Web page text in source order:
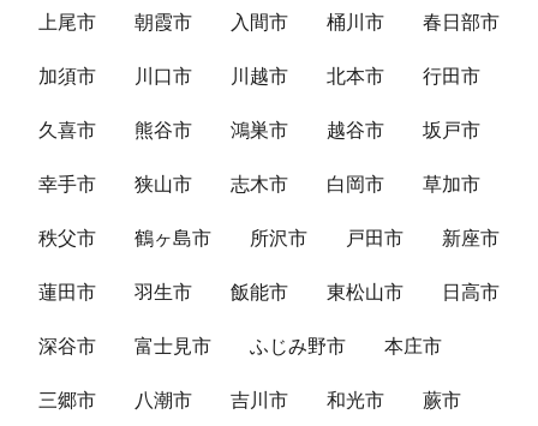
上尾市 朝霞市 入間市 桶川市 春日部市
加須市 川口市 川越市 北本市 行田市
久喜市 熊谷市 鴻巣市 越谷市 坂戸市
幸手市 狭山市 志木市 白岡市 草加市
秩父市 鶴ヶ島市 所沢市 戸田市 新座市
蓮田市 羽生市 飯能市 東松山市 日高市
深谷市 富士見市 ふじみ野市 本庄市
三郷市 八潮市 吉川市 和光市 蕨市